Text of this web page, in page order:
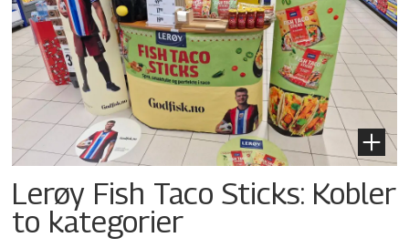
Lerøy Fish Taco Sticks: Kobler
to kategorier